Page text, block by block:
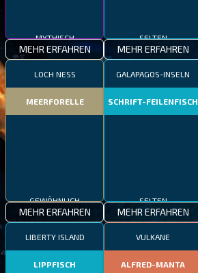
MYTHISCH
MEHR ERFAHREN
SELTEN
MEHR ERFAHREN
LOCH NESS
MEERFORELLE
GEWÖHNLICH
MEHR ERFAHREN
GALAPAGOS-INSELN
SCHRIFT-FEILENFISCH
SELTEN
MEHR ERFAHREN
LIBERTY ISLAND
LIPPFISCH
VULKANE
ALFRED-MANTA